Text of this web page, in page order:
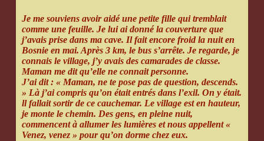
Je me souviens avoir aidé une petite fille qui tremblait
comme une feuille. Je lui ai donné la couverture que
j’avais prise dans ma cave. Il fait encore froid la nuit en
Bosnie en mai. Après 3 km, le bus s’arrête. Je regarde, je
connais le village, j’y avais des camarades de classe.
Maman me dit qu’elle ne connait personne.
J’ai dit : « Maman, ne te pose pas de question, descends.
» Là j’ai compris qu’on était entrés dans l’exil. On y était.
ll fallait sortir de ce cauchemar. Le village est en hauteur,
je monte le chemin. Des gens, en pleine nuit,
commencent à allumer les lumières et nous appellent «
Venez, venez » pour qu’on dorme chez eux.